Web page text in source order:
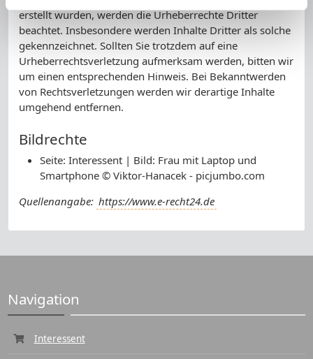
erstellt wurden, werden die Urheberrechte Dritter
beachtet. Insbesondere werden Inhalte Dritter als solche
gekennzeichnet. Sollten Sie trotzdem auf eine
Urheberrechtsverletzung aufmerksam werden, bitten wir
um einen entsprechenden Hinweis. Bei Bekanntwerden
von Rechtsverletzungen werden wir derartige Inhalte
umgehend entfernen.
Bildrechte
Seite: Interessent | Bild: Frau mit Laptop und
Smartphone © Viktor-Hanacek - picjumbo.com
Quellenangabe: https://www.e-recht24.de
Navigation
Interessent